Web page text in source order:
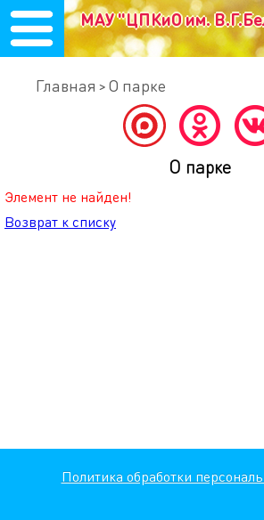
МАУ "ЦПКиО им.
Главная О парке
О парке
Элемент не найден!
Возврат к списку
Политика обработки